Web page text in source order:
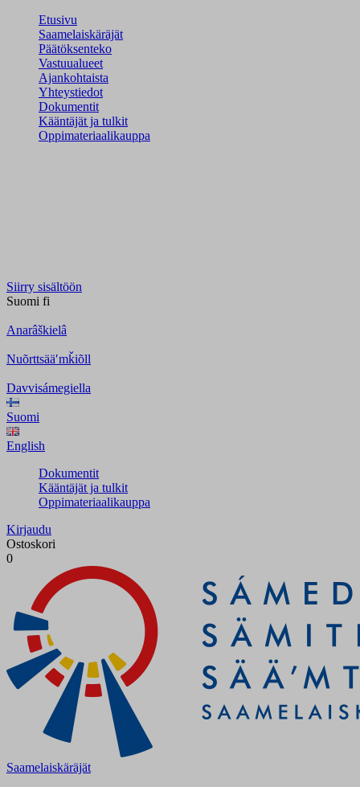
Etusivu
Saamelaiskäräjät
Päätöksenteko
Vastuualueet
Ajankohtaista
Yhteystiedot
Dokumentit
Kääntäjät ja tulkit
Oppimateriaalikauppa
Siirry sisältöön
Suomi fi
Anarâškielâ
Nuõrttsääʹmǩiõll
Davvisámegiella
Suomi
English
Dokumentit
Kääntäjät ja tulkit
Oppimateriaalikauppa
Kirjaudu
Ostoskori
0
Saamelaiskäräjät